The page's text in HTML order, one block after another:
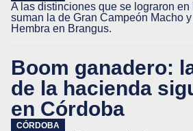
A las distinciones que se lograron en
suman la de Gran Campeón Macho
Hembra en Brangus.
Boom ganadero:
de la hacienda
en Córdoba
CÓRDOBA